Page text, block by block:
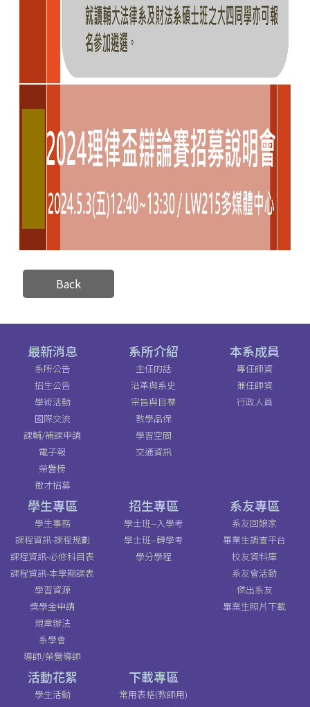
Back
最新消息
系所公告
招生公告
學術活動
國際交流
課輔/補課申請
電子報
榮譽榜
徵才招募
系所介紹
主任的話
沿革與系史
宗旨與目標
教學品保
學習空間
交通資訊
本系成員
專任師資
兼任師資
行政人員
學生專區
學生事務
課程資訊-課程規劃
課程資訊-必修科目表
課程資訊-本學期課表
學習資源
獎學金申請
規章辦法
系學會
導師/榮譽導師
招生專區
學士班--入學考
學士班--轉學考
學分學程
系友專區
系友回娘家
畢業生調查平台
校友資料庫
系友會活動
傑出系友
畢業生照片下載
活動花絮
學生活動
下載專區
常用表格(教師用)